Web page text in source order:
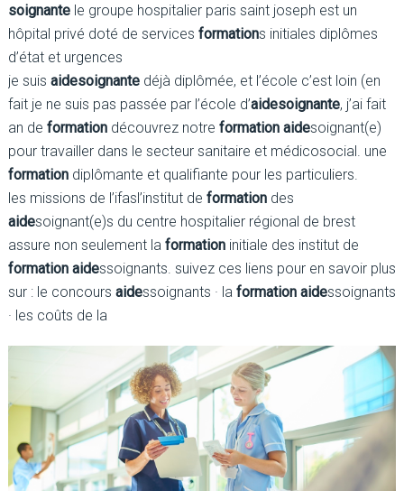
soignantele groupe hospitalier paris saint joseph est un
hôpital privé doté de services formations initiales diplômes
d’état et urgences
je suis aidesoignantedéjà diplômée, et l’école c’est loin (en
fait je ne suis pas passée par l’école d’aidesoignante, j’ai fait
an de formationdécouvrez notre formation aidesoignant(e)
pour travailler dans le secteur sanitaire et médicosocial. une
formationdiplômante et qualifiante pour les particuliers.
les missions de l’ifasl’institut de formationdes
aidesoignant(e)s du centre hospitalier régional de brest
assure non seulement la formationinitiale des institut de
formation aidessoignants. suivez ces liens pour en savoir plus
sur : le concours aidessoignants · la formation aidessoignants
· les coûts de la